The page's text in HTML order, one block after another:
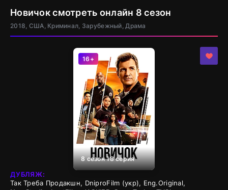
Новичок смотреть онлайн 8 сезон
2018, США, Криминал, Зарубежный, Драма
16+
8 сезон 18 серия
ДУБЛЯЖ:
Так Треба Продакшн, DniproFilm (укр), Eng.Original,